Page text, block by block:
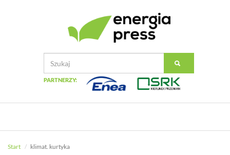
PARTNERZY:
Start klimat. kurtyka